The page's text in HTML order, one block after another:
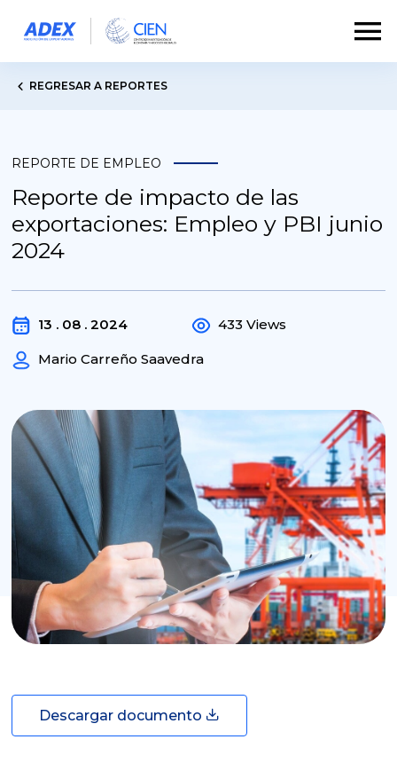
REGRESAR A REPORTES
REPORTE DE EMPLEO
Reporte de impacto de las
exportaciones: Empleo y PBI junio
2024
13 . 08 . 2024
Mario Carreño Saavedra
433 Views
Descargar documento